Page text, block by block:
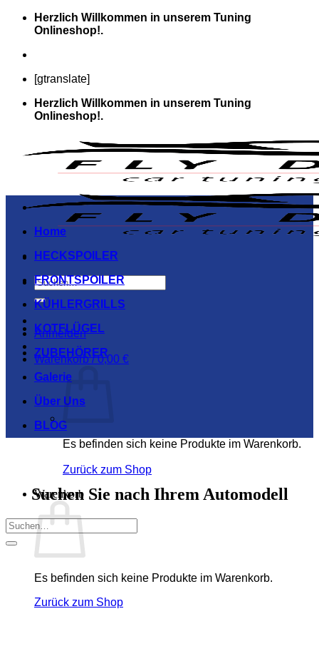
Zum
Herzlich Willkommen in unserem Tuning
Onlineshop!.
[gtranslate]
Herzlich Willkommen in unserem Tuning
Onlineshop!.
Suchen
nach:
Anmelden
Warenkorb /0,00 €
Es befinden sich keine Produkte im Warenkorb.
Zurück zum Shop
Warenkorb
Es befinden sich keine Produkte im Warenkorb.
Zurück zum Shop
Home
HECKSPOILER
FRONTSPOILER
KÜHLERGRILLS
KOTFLÜGEL
ZUBEHÖRER
Galerie
Über Uns
BLOG
Suchen Sie nach Ihrem Automodell
Suchen
nach: